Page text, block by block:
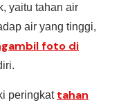
yaitu tahan air
air yang tinggi,
foto di
peringkat tahan